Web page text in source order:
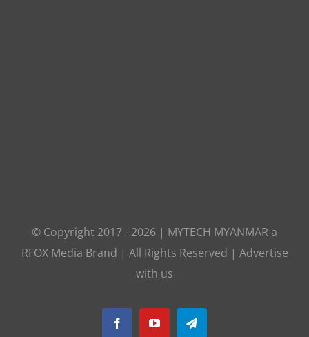
© Copyright 2017 - 2026 | MYTECH MYANMAR a
RFOX Media Brand | All Rights Reserved | Advertise
with us
FacebookYouTubeTelegram